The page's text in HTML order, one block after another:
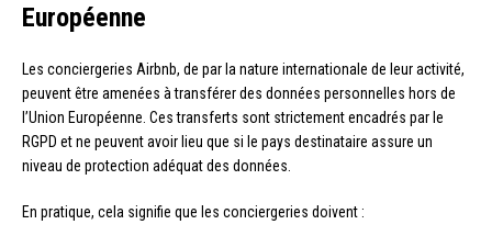
Européenne
Les conciergeries Airbnb, de par la nature internationale de leur activité,
peuvent être amenées à transférer des données personnelles hors de
l’Union Européenne. Ces transferts sont strictement encadrés par le
RGPD et ne peuvent avoir lieu que si le pays destinataire assure un
niveau de protection adéquat des données.
En pratique, cela signifie que les conciergeries doivent :